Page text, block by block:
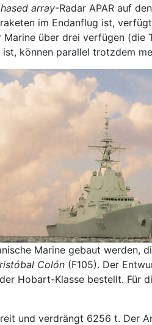
array-Radar APAR auf
im Endanflug ist,
über drei verfügen
können parallel trotzdem
Marine gebaut werden,
Colón (F105). Der
Hobart-Klasse bestellt.
und verdrängt 6256 t. Der